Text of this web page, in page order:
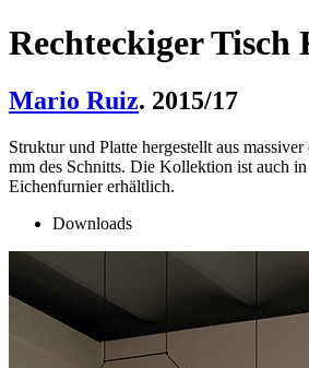
Rechteckiger Tisch
Mario Ruiz. 2015/17
Struktur und Platte hergestellt aus
mm des Schnitts. Die Kollektion ist auch in
Eichenfurnier erhältlich.
Downloads